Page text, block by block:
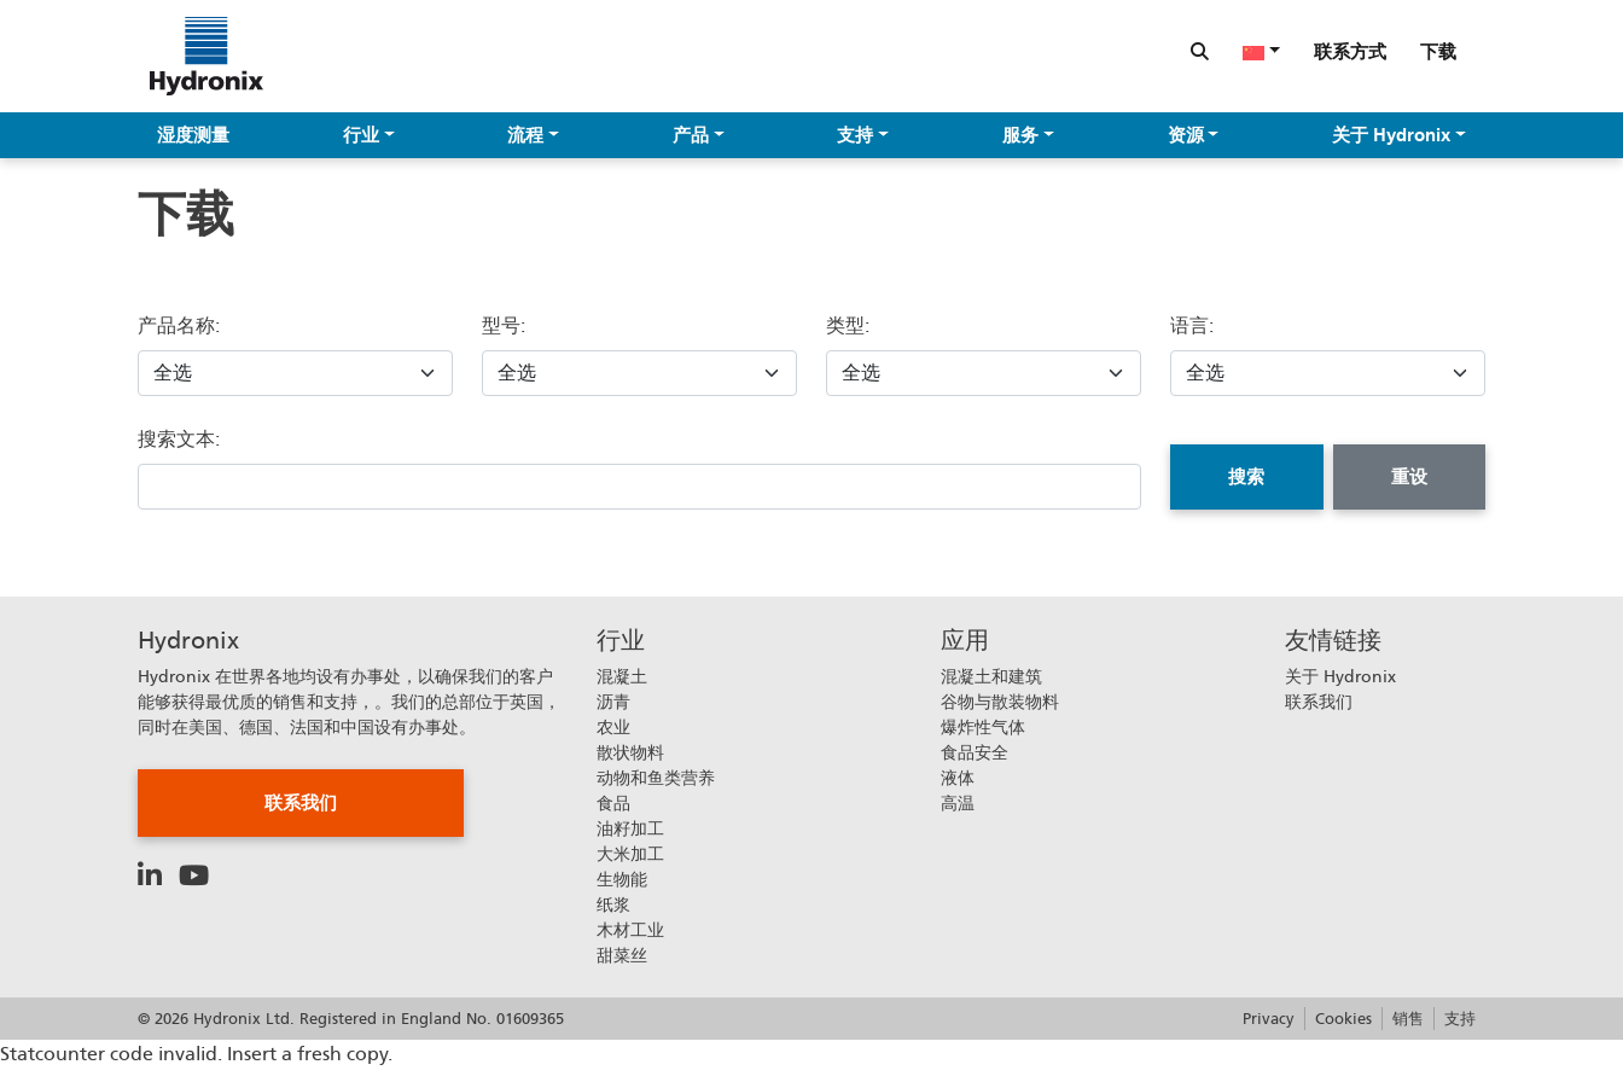
联系方式 下载
湿度测量 行业 流程 产品 支持 服务 资源 关于 Hydronix
下载
产品名称: 型号: 类型: 语言:
搜索文本:
搜索 重设
Hydronix
Hydronix 在世界各地均设有办事处，以确保我们的客户
能够获得最优质的销售和支持，。我们的总部位于英国，
同时在美国、德国、法国和中国设有办事处。
联系我们
行业
混凝土
沥青
农业
散状物料
动物和鱼类营养
食品
油籽加工
大米加工
生物能
纸浆
木材工业
甜菜丝
应用
混凝土和建筑
谷物与散装物料
爆炸性气体
食品安全
液体
高温
友情链接
关于 Hydronix
联系我们
© 2026 Hydronix Ltd. Registered in England No. 01609365 Privacy Cookies 销售 支持
Statcounter code invalid. Insert a fresh copy.